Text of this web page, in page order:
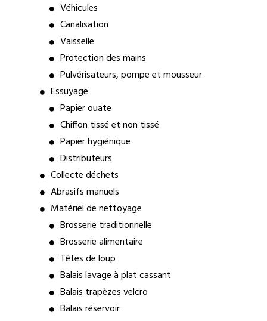
Véhicules
Canalisation
Vaisselle
Protection des mains
Pulvérisateurs, pompe et mousseur
Essuyage
Papier ouate
Chiffon tissé et non tissé
Papier hygiénique
Distributeurs
Collecte déchets
Abrasifs manuels
Matériel de nettoyage
Brosserie traditionnelle
Brosserie alimentaire
Têtes de loup
Balais lavage à plat cassant
Balais trapèzes velcro
Balais réservoir